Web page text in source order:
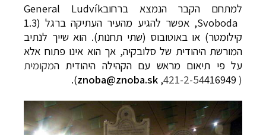
למתחם הקבר הנמצא ברחובGeneral Ludvík
Svoboda
, אפשר להגיע מהעיר העתיקה ברגל (1.3
קילומטר) או באוטובוס (שתי תחנות). הוא שייך לנתיב
המורשת היהודית של סלובקיה, אך הוא אינו פתוח אלא
על פי תיאום מראש עם הקהילה היהודית המקומית
( 421-2-54
416949,
znoba@znoba.sk
).
תכנון טיולים למדינות אירופה
לחצו לרשימת היעדים
»